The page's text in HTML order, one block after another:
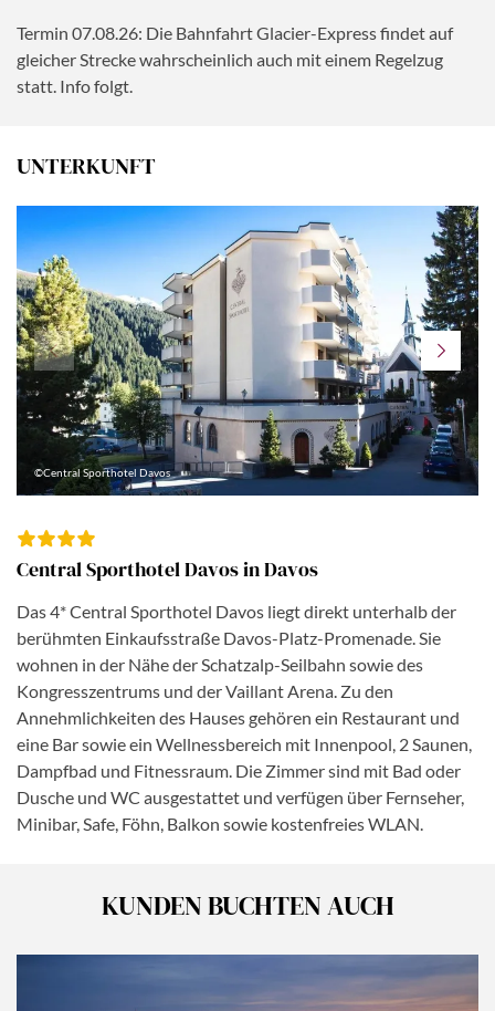
der Hotelbar ausklingen.Info: Fahrtroute auch in
umgekehrter Richtung möglich! Das weitere
Tagesprogramm richtet sich nach den Zeiten der
Termin 07.08.26: Die Bahnfahrt Glacier-Express findet auf
gleicher Strecke wahrscheinlich auch mit einem Regelzug
statt. Info folgt.
UNTERKUNFT
©Central Sporthotel Davos
Central Sporthotel Davos in Davos
Das 4* Central Sporthotel Davos liegt direkt unterhalb der
berühmten Einkaufsstraße Davos-Platz-Promenade. Sie
wohnen in der Nähe der Schatzalp-Seilbahn sowie des
Kongresszentrums und der Vaillant Arena. Zu den
Annehmlichkeiten des Hauses gehören ein Restaurant und
eine Bar sowie ein Wellnessbereich mit Innenpool, 2 Saunen,
Dampfbad und Fitnessraum. Die Zimmer sind mit Bad oder
Dusche und WC ausgestattet und verfügen über Fernseher,
Minibar, Safe, Föhn, Balkon sowie kostenfreies WLAN.
KUNDEN BUCHTEN AUCH